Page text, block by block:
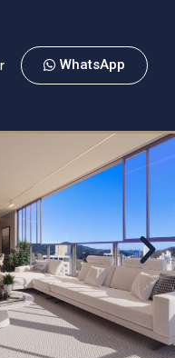
WhatsApp